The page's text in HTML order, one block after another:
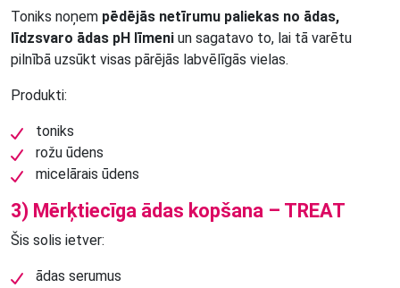
Toniks noņem pēdējās netīrumu paliekas no ādas,
līdzsvaro ādas pH līmeni un sagatavo to, lai tā varētu
pilnībā uzsūkt visas pārējās labvēlīgās vielas.
Produkti:
toniks
rožu ūdens
micelārais ūdens
3) Mērķtiecīga ādas kopšana – TREAT
Šis solis ietver:
ādas serumus